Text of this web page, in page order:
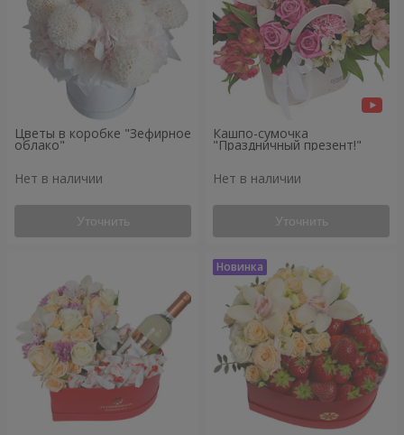
Цветы в коробке "Зефирное
облако"
Нет в наличии
Уточнить
Кашпо-сумочка
"Праздничный презент!"
Нет в наличии
Уточнить